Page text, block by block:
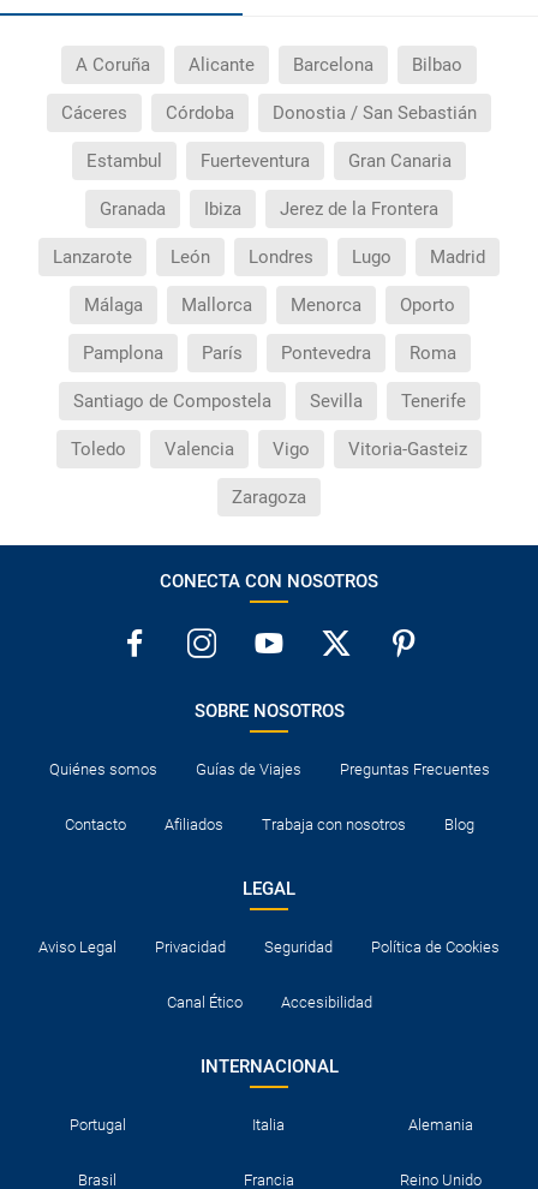
A Coruña Alicante Barcelona Bilbao
Cáceres Córdoba Donostia / San Sebastián
Estambul Fuerteventura Gran Canaria
Granada Ibiza Jerez de la Frontera
Lanzarote León Londres Lugo Madrid
Málaga Mallorca Menorca Oporto
Pamplona París Pontevedra Roma
Santiago de Compostela Sevilla Tenerife
Toledo Valencia Vigo Vitoria-Gasteiz
Zaragoza
CONECTA CON NOSOTROS
SOBRE NOSOTROS
Quiénes somos Guías de Viajes Preguntas Frecuentes
Contacto Afiliados Trabaja con nosotros Blog
LEGAL
Aviso Legal Privacidad Seguridad Política de Cookies
Canal Ético Accesibilidad
INTERNACIONAL
Portugal Italia Alemania
Brasil Francia Reino Unido